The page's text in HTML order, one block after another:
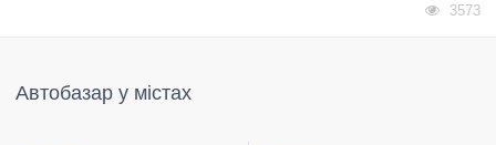
3573
Автобазар у містах